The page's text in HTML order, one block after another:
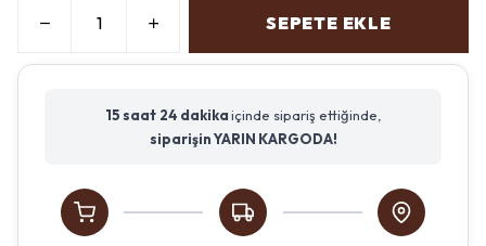
SEPETE EKLE
15 saat 24 dakikaiçinde sipariş ettiğinde,
siparişin YARIN KARGODA!